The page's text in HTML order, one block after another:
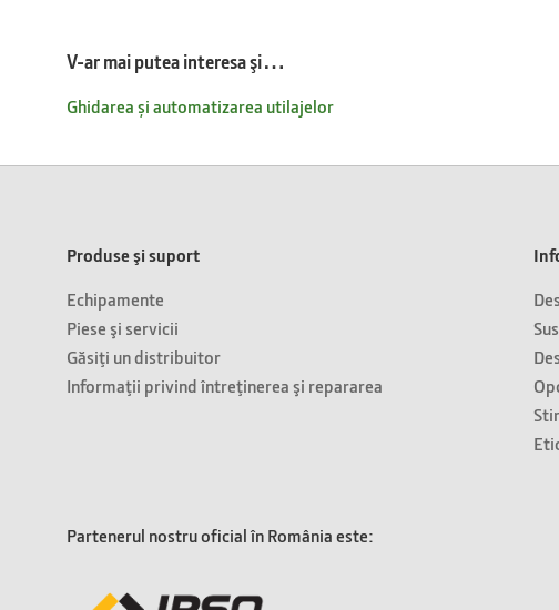
V-ar mai putea interesa şi…
Ghidarea și automatizarea utilajelor
Produse şi suport
Echipamente
Piese şi servicii
Găsiţi un distribuitor
Informaţii privind întreţinerea şi repararea
Partenerul nostru oficial în România este: